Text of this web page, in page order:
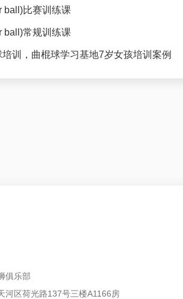
ball)比赛训练课
ball)常规训练课
训，曲棍球学习基地7岁女孩培训案例
俱乐部
河区荷光路137号三楼A1166房